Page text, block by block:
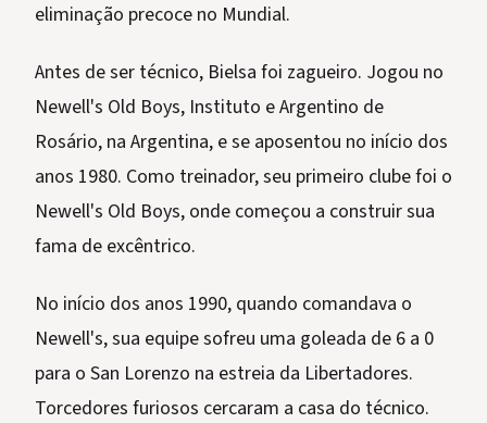
eliminação precoce no Mundial.
Antes de ser técnico, Bielsa foi zagueiro. Jogou no
Newell's Old Boys, Instituto e Argentino de
Rosário, na Argentina, e se aposentou no início dos
anos 1980. Como treinador, seu primeiro clube foi o
Newell's Old Boys, onde começou a construir sua
fama de excêntrico.
No início dos anos 1990, quando comandava o
Newell's, sua equipe sofreu uma goleada de 6 a 0
para o San Lorenzo na estreia da Libertadores.
Torcedores furiosos cercaram a casa do técnico.